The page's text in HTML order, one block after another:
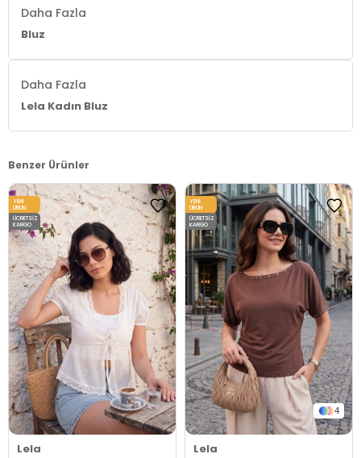
Daha Fazla
Bluz
Daha Fazla
Lela Kadın Bluz
Benzer Ürünler
Lela
YENI
ÜRÜN
ÜCRETSIZ
KARGO
4
Lela
YENI
ÜRÜN
ÜCRETSIZ
KARGO